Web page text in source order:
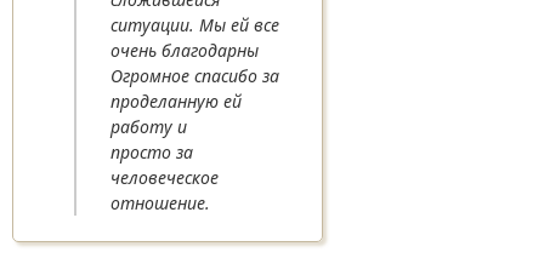
ситуации. Мы ей все
очень благодарны
Огромное спасибо за
проделанную ей
работу и
просто за
человеческое
отношение.